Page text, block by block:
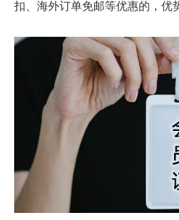
扣、海外订单免邮等优惠的，优